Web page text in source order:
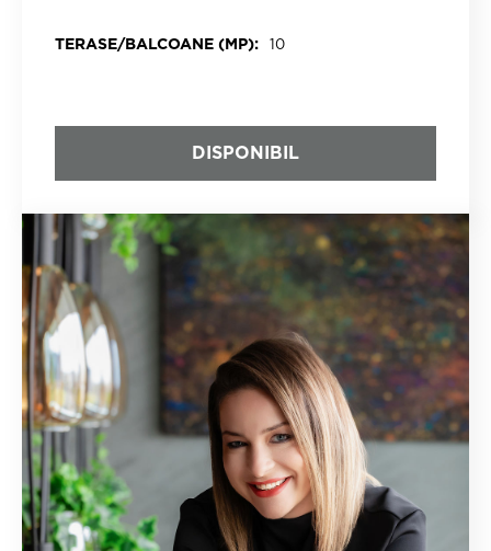
TERASE/BALCOANE (MP): 10
DISPONIBIL